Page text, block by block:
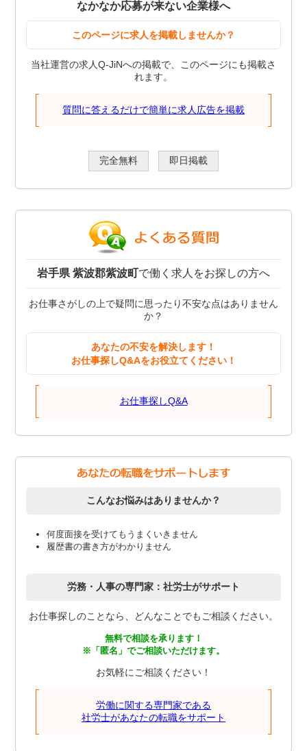
なかなか応募が来ない企業様へ
このページに求人を掲載しませんか？
当社運営の求人Q-JiNへの掲載で、このページにも掲載さ
れます。
質問に答えるだけで簡単に求人広告を掲載
完全無料 即日掲載
岩手県 紫波郡紫波町で働く求人をお探しの方へ
お仕事さがしの上で疑問に思ったり不安な点はありません
か？
あなたの不安を解決します！
お仕事探しQ&Aをお役立てください！
お仕事探しQ&A
こんなお悩みはありませんか？
何度面接を受けてもうまくいきません
履歴書の書き方がわかりません
労務・人事の専門家：社労士がサポート
お仕事探しのことなら、どんなことでもご相談ください。
無料で相談を承ります！
※「匿名」でご相談いただけます。
お気軽にご相談ください！
労働に関する専門家である
社労士があなたの転職をサポート